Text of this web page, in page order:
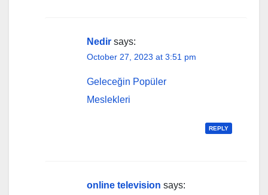
Nedir says:
October 27, 2023 at 3:51 pm
Geleceğin Popüler
Meslekleri
REPLY
online television says: